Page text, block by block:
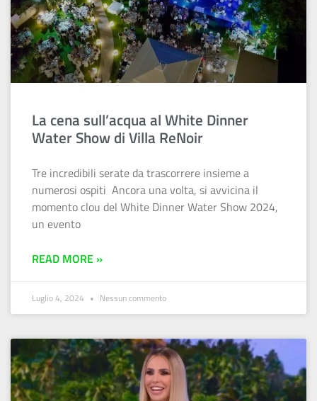
La cena sull’acqua al White Dinner
Water Show di Villa ReNoir
Tre incredibili serate da trascorrere insieme a
numerosi ospiti Ancora una volta, si avvicina il
momento clou del White Dinner Water Show 2024,
un evento
READ MORE »
Luglio 4, 2024 Nessun commento